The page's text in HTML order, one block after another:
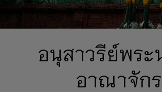
อนุสาวรีย์พระ
อาณาจัก